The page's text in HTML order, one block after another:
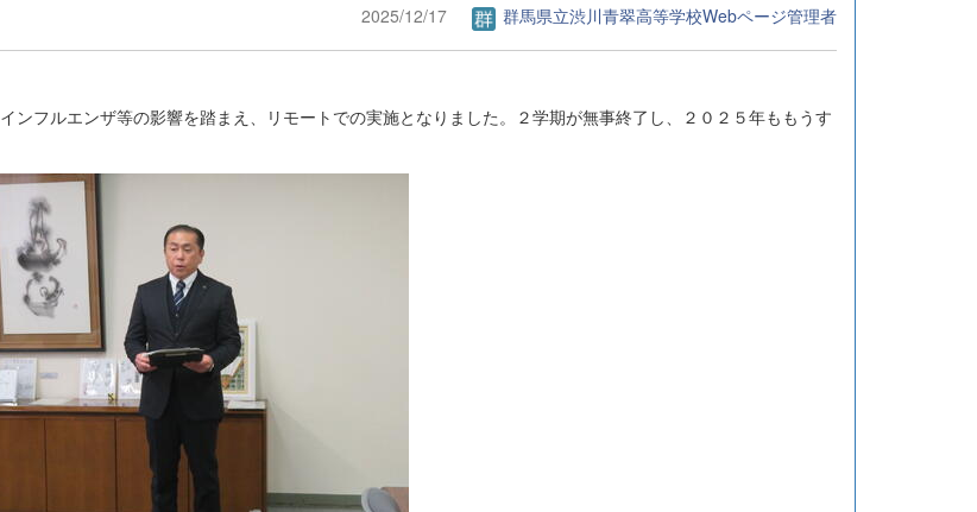
2025/12/17 群馬県立渋川青翠高等学校Webページ管理者
フルエンザ等の影響を踏まえ、リモートでの実施となりました。２学期が無事終了し、２０２５年ももうす